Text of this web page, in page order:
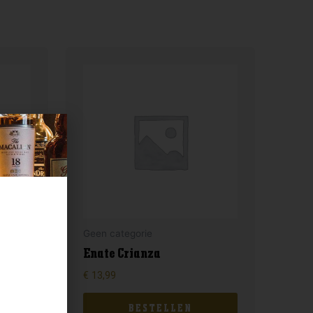
Enate Crianza
€ 13,99
BESTELLEN